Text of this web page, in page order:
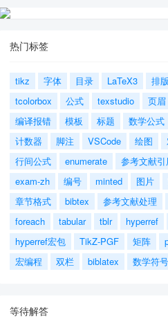
热门标签
tikz 字体 目录 LaTeX3 排版
tcolorbox
公式 texstudio 页眉
编译报错
模板 标题 数学公式
计数器
脚注 VSCode 绘图
行间公式
enumerate 参考文献引
exam-zh
编号 minted 图片
章节格式
bibtex 参考文献处理
foreach
tabular tblr hyperref
hyperref宏包
TikZ-PGF 矩阵
宏编程
双栏 biblatex 数学符号
等待解答